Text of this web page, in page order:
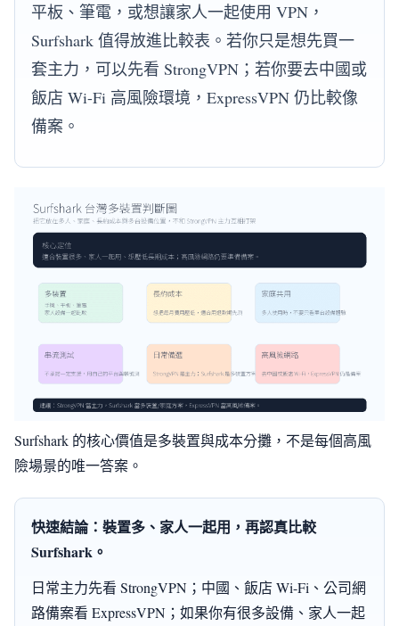
平板、筆電，或想讓家人一起使用 VPN，
Surfshark 值得放進比較表。若你只是想先買一
套主力，可以先看 StrongVPN；若你要去中國或
飯店 Wi-Fi 高風險環境，ExpressVPN 仍比較像
備案。
Surfshark 的核心價值是多裝置與成本分攤，不是每個高風
險場景的唯一答案。
快速結論：裝置多、家人一起用，再認真比較
Surfshark。
日常主力先看 StrongVPN；中國、飯店 Wi-Fi、公司網
路備案看 ExpressVPN；如果你有很多設備、家人一起